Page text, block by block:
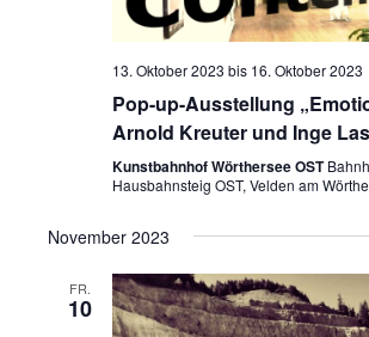
13. Oktober 2023 bis 16. Oktober 2023
Pop-up-Ausstellung
Arnold Kreuter und Inge
Kunstbahnhof Wörthersee OST
Hausbahnsteig OST, Velden am
November 2023
FR.
10